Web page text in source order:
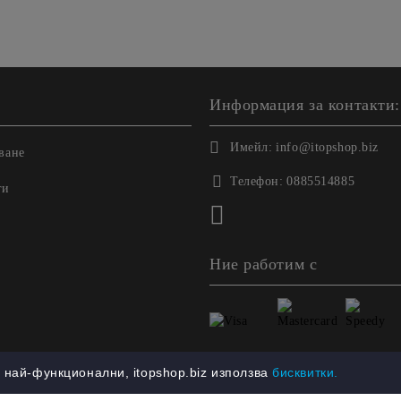
Информация за контакти:
Имейл: info@itopshop.biz
Телефон: 0885514885
Ние работим с
нашата политика
функционални, itopshop.biz използвабисквитки.